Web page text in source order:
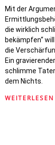
Mit der
die wirklich
bekämpfen“
die
Ein
schlimme
dem Nichts.
WEITERLESEN